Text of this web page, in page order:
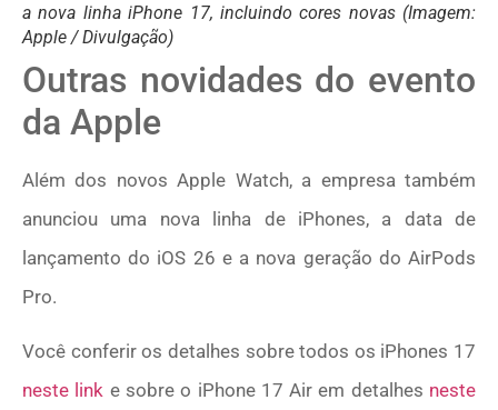
a nova linha iPhone 17, incluindo cores novas (Imagem:
Apple / Divulgação)
Outras novidades do evento
da Apple
Além dos novos Apple Watch, a empresa também
anunciou uma nova linha de iPhones, a data de
lançamento do iOS 26 e a nova geração do AirPods
Pro.
Você conferir os detalhes sobre todos os iPhones 17
neste link e sobre o iPhone 17 Air em detalhes neste